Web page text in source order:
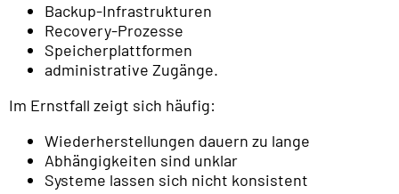
Backup-Infrastrukturen
Recovery-Prozesse
Speicherplattformen
administrative Zugänge.
Im Ernstfall zeigt sich häufig:
Wiederherstellungen dauern zu lange
Abhängigkeiten sind unklar
Systeme lassen sich nicht konsistent